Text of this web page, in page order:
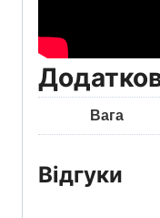
Вага
Відгуки